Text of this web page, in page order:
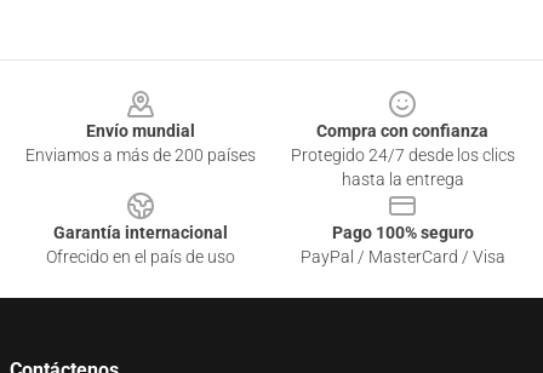
Envío mundial
Enviamos a más de 200 países
Compra con confianza
Protegido 24/7 desde los clics
hasta la entrega
Garantía internacional
Ofrecido en el país de uso
Pago 100% seguro
PayPal / MasterCard / Visa